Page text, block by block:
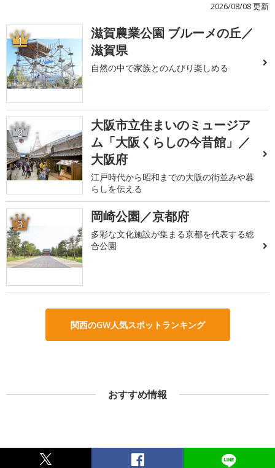
2026/08/08 更新
1
滋賀農業公園 ブルーメの丘／
滋賀県
自然の中で家族とのんびり楽しめる
2
大阪市立住まいのミュージア
ム「大阪くらしの今昔館」／
大阪府
江戸時代から昭和までの大阪の街並みや暮
らしを伝える
3 岡崎公園／京都府
多彩な文化施設が集まる京都を代表する総
合公園
関西のGW人気スポットランキング
おすすめ情報